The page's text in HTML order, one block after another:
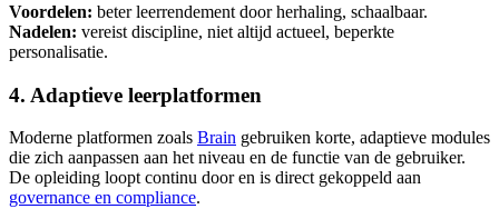
Voordelen: beter leerrendement door herhaling, schaalbaar.
Nadelen: vereist discipline, niet altijd actueel, beperkte
personalisatie.
4. Adaptieve leerplatformen
Moderne platformen zoals Brain gebruiken korte, adaptieve modules
die zich aanpassen aan het niveau en de functie van de gebruiker.
De opleiding loopt continu door en is direct gekoppeld aan
governance en compliance.